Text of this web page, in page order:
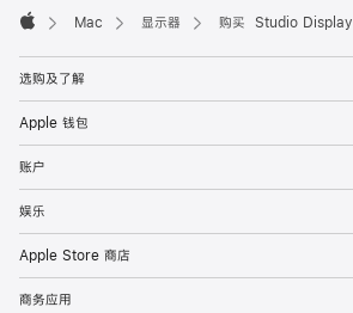
Mac 显示器 购买 Studio Display
选购及了解
Apple 钱包
账户
娱乐
Apple Store 商店
商务应用